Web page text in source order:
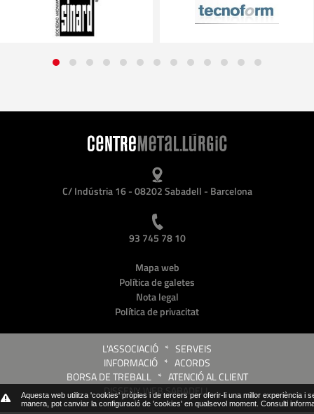
Aquesta web utilitza 'cookies' pròpies i de tercers per oferir-li una millor experiència
manera, pot canviar la configuració de 'cookies' en qualsevol moment. Consulti
C/ Indústria 16 - 08202 Sabadell - Barcelona
93 745 78 10
Mapa web
Política de galetes
Nota legal
Política de privacitat
L'ASSOCIACIÓ * SERVEIS
INFORMACIÓ * ACORDS
BORSA DE TREBALL* ATENCIÓ AL CLIENT
DISSENY WEB SABADELL